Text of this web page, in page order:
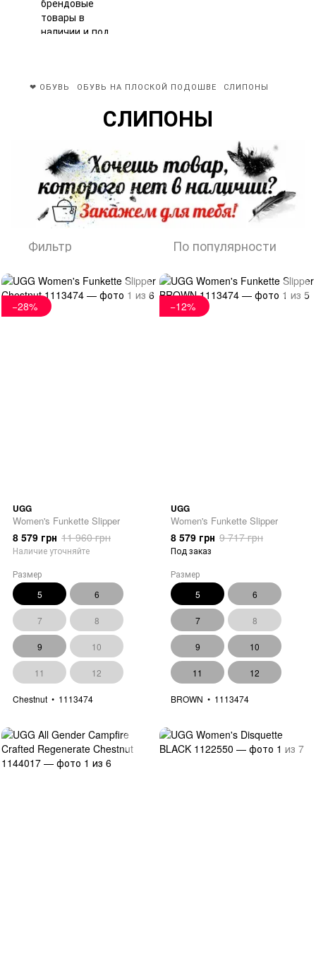
❤ ОБУВЬ ОБУВЬ НА ПЛОСКОЙ ПОДОШВЕ СЛИПОНЫ
СЛИПОНЫ
Фильтр По популярности
−28%
UGG
Women's Funkette Slipper
8 579 грн 11 960 грн
Наличие уточняйте
Размер
5
6
7 8
9 10
11 12
Chestnut 1113474
−12%
UGG
Women's Funkette Slipper
8 579 грн 9 717 грн
Под заказ
Размер
5
6
7 8
9 10
11 12
BROWN 1113474